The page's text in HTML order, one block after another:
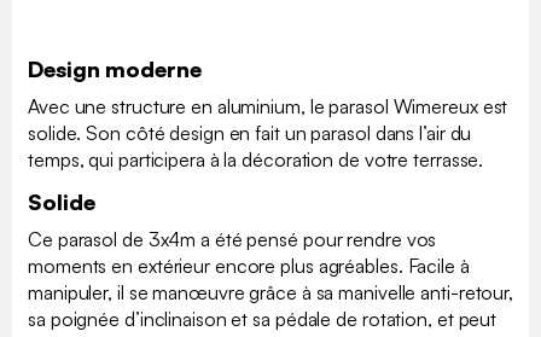
Design moderne
Avec une structure en aluminium, le parasol Wimereux est
solide. Son côté design en fait un parasol dans l’air du
temps, qui participera à la décoration de votre terrasse.
Solide
Ce parasol de 3x4m a été pensé pour rendre vos
moments en extérieur encore plus agréables. Facile à
manipuler, il se manœuvre grâce à sa manivelle anti-retour,
sa poignée d’inclinaison et sa pédale de rotation, et peut